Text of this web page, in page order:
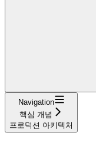
Navigation
핵심 개념
프로덕션 아키텍처